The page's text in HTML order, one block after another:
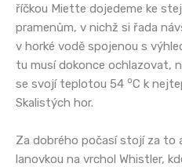
říčkou Miette dojedeme ke
pramenům, v nichž si řada
v horké vodě spojenou s
tu musí dokonce ochlazovat,
se svojí teplotou 54 oC k
Skalistých hor.
Za dobrého počasí stojí za to
lanovkou na vrchol Whistler,